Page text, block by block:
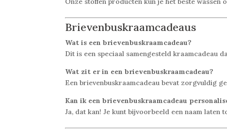
Brievenbuskraamcadeaus
Wat is een brievenbuskraamcadeau?
Dit is een speciaal samengesteld kraamcadeau
Wat zit er in een brievenbuskraamcadeau?
Een brievenbuskraamcadeau bevat zorgvuldig
Kan ik een brievenbuskraamcadeau
Ja, dat kan! Je kunt bijvoorbeeld een naam